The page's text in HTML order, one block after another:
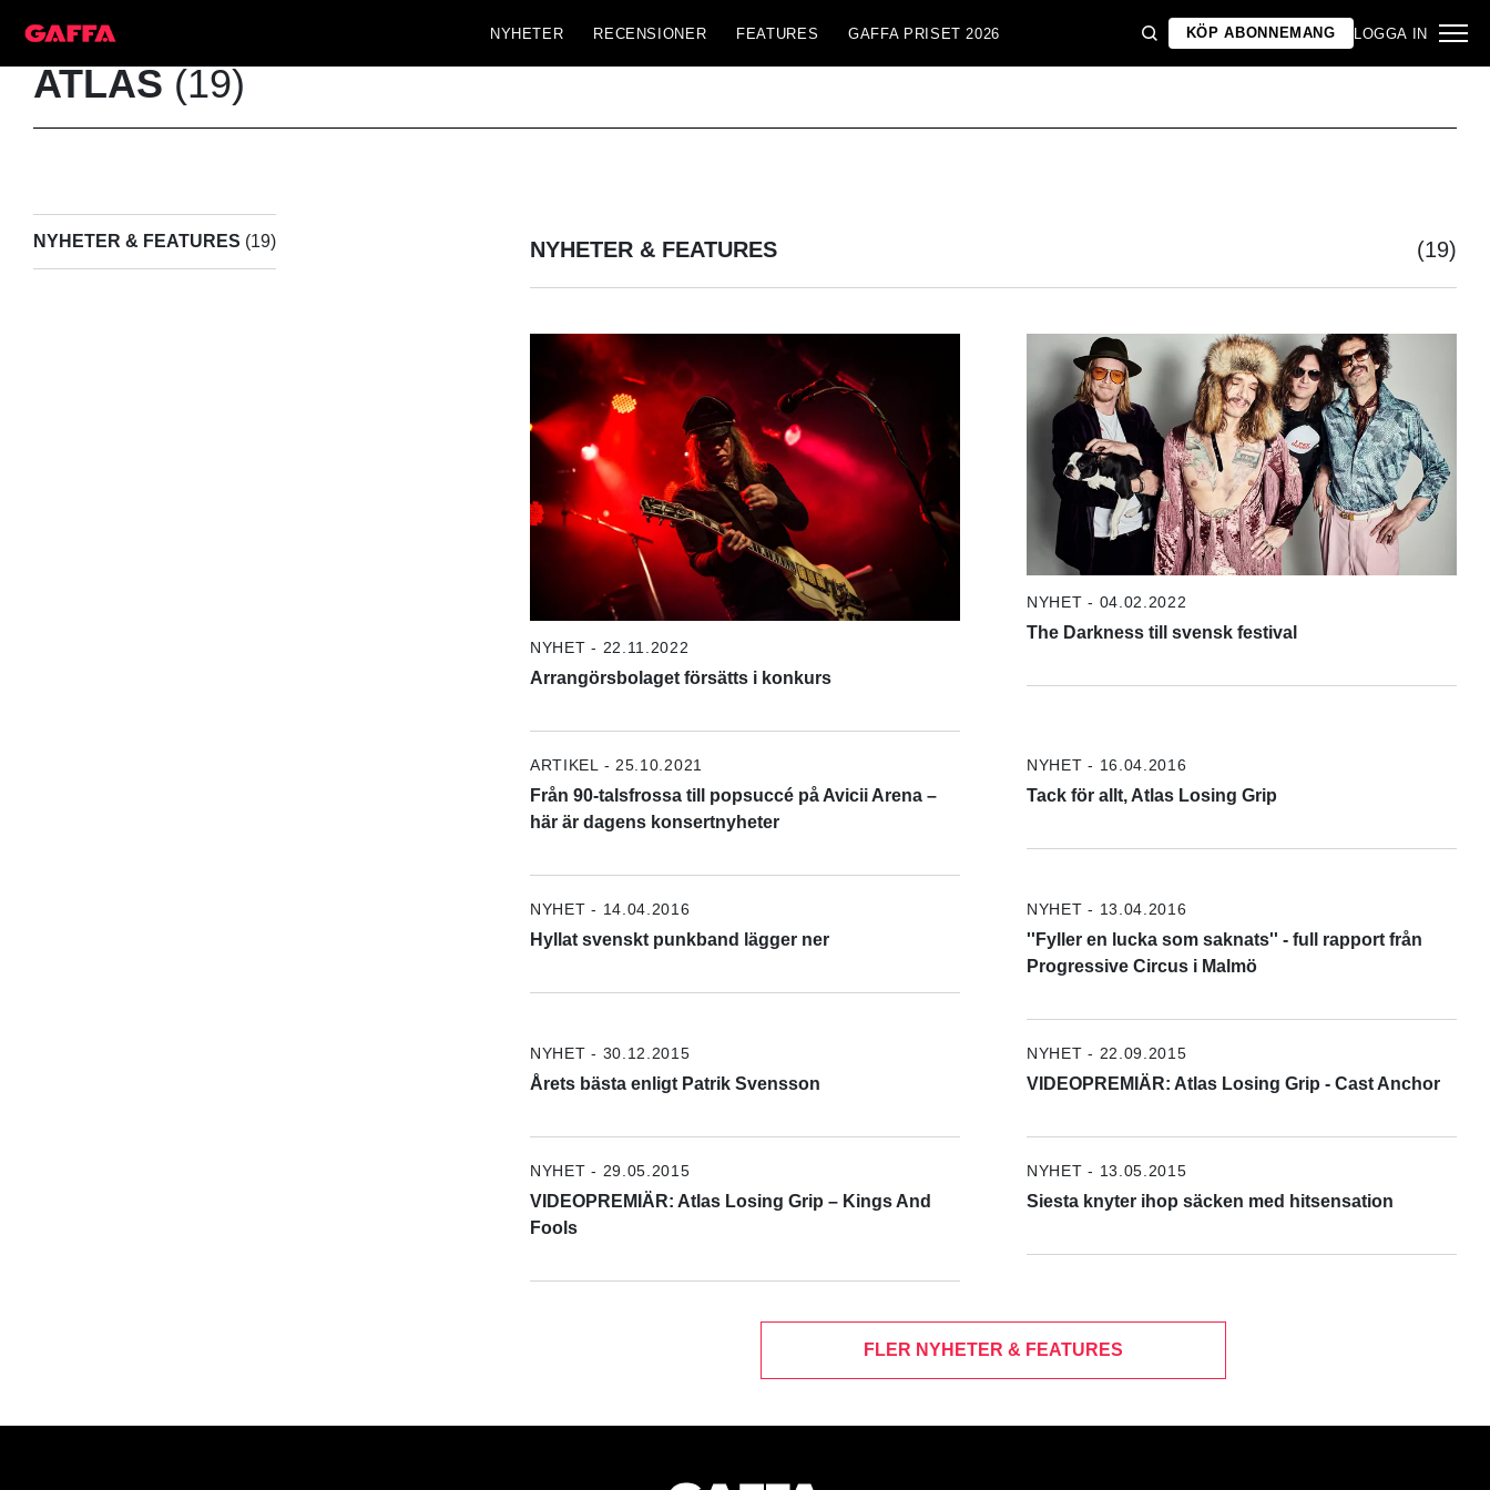
NYHETER RECENSIONER FEATURES GAFFA PRISET 2026 KÖP ABONNEMANG LOGGA IN
ATLAS (19)
NYHETER & FEATURES (19) NYHETER & FEATURES (19)
NYHET - 22.11.2022
Arrangörsbolaget försätts i konkurs
NYHET - 04.02.2022
The Darkness till svensk festival
ARTIKEL - 25.10.2021
Från 90-talsfrossa till popsuccé på Avicii Arena –
här är dagens konsertnyheter
NYHET - 16.04.2016
Tack för allt, Atlas Losing Grip
NYHET - 14.04.2016
Hyllat svenskt punkband lägger ner
NYHET - 13.04.2016
''Fyller en lucka som saknats'' - full rapport från
Progressive Circus i Malmö
NYHET - 30.12.2015
Årets bästa enligt Patrik Svensson
NYHET - 22.09.2015
VIDEOPREMIÄR: Atlas Losing Grip - Cast Anchor
NYHET - 29.05.2015
VIDEOPREMIÄR: Atlas Losing Grip – Kings And
Fools
NYHET - 13.05.2015
Siesta knyter ihop säcken med hitsensation
FLER NYHETER & FEATURES